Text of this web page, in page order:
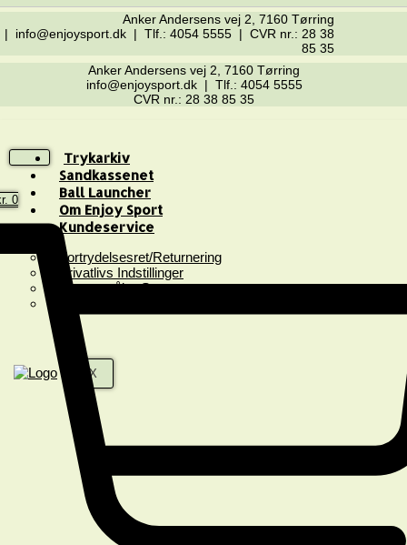
Anker Andersens vej 2, 7160 Tørring
| info@enjoysport.dk | Tlf.: 4054 5555 | CVR nr.: 28 38
85 35
Anker Andersens vej 2, 7160 Tørring
info@enjoysport.dk | Tlf.: 4054 5555
CVR nr.: 28 38 85 35
Trykarkiv
Sandkassenet
Ball Launcher
Om Enjoy Sport
Kundeservice
Fortrydelsesret/Returnering
Privatlivs Indstillinger
Spørgsmål & Svar
X
0